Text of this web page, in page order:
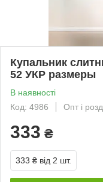
Купальник
52 УКР размеры
В наявності
Код: 4986
Опт і
333 ₴
333 ₴ від 2 шт.